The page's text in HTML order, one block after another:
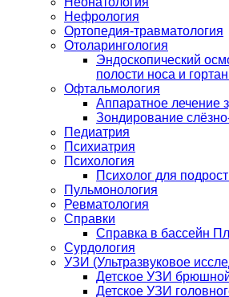
Нефрология
Ортопедия-травматология
Отоларингология
Эндоскопический
полости носа и
Офтальмология
Аппаратное лечение
Зондирование
Педиатрия
Психиатрия
Психология
Психолог для
Пульмонология
Ревматология
Справки
Справка в бассейн
Сурдология
УЗИ (Ультразвуковое
Детское УЗИ
Детское УЗИ